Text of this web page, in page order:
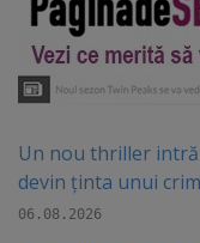
Un nou thriller intră
devin ținta unui
06.08.2026